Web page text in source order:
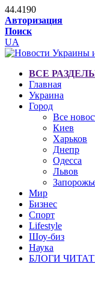
44.4190
Авторизация
Поиск
UA
ВСЕ
Главная
Украина
Город
Все
Киев
Харьков
Днепр
Одесса
Львов
Мир
Бизнес
Спорт
Lifestyle
Шоу-биз
Наука
БЛОГИ